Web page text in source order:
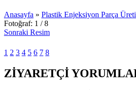
Anasayfa » Plastik Enjeksiyon Parça
Fotoğraf: 1 / 8
Sonraki Resim
1 2 3 4 5 6 7 8
ZİYARETÇİ